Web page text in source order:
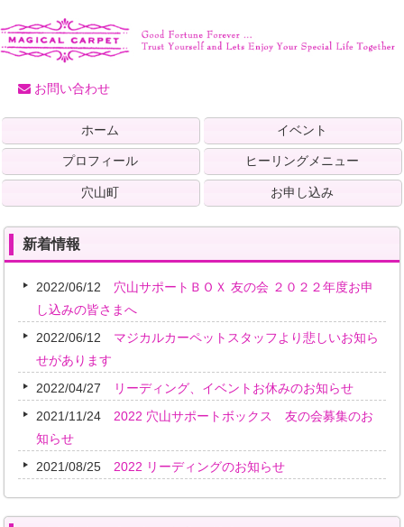
お問い合わせ
ホーム イベント
プロフィール ヒーリングメニュー
穴山町 お申し込み
新着情報
2022/06/12
穴山サポートＢＯＸ 友の会 ２０２２年度お申
し込みの皆さまへ
2022/06/12
マジカルカーペットスタッフより悲しいお知ら
せがあります
2022/04/27
リーディング、イベントお休みのお知らせ
2021/11/24
2022 穴山サポートボックス 友の会募集のお
知らせ
2021/08/25
2022 リーディングのお知らせ